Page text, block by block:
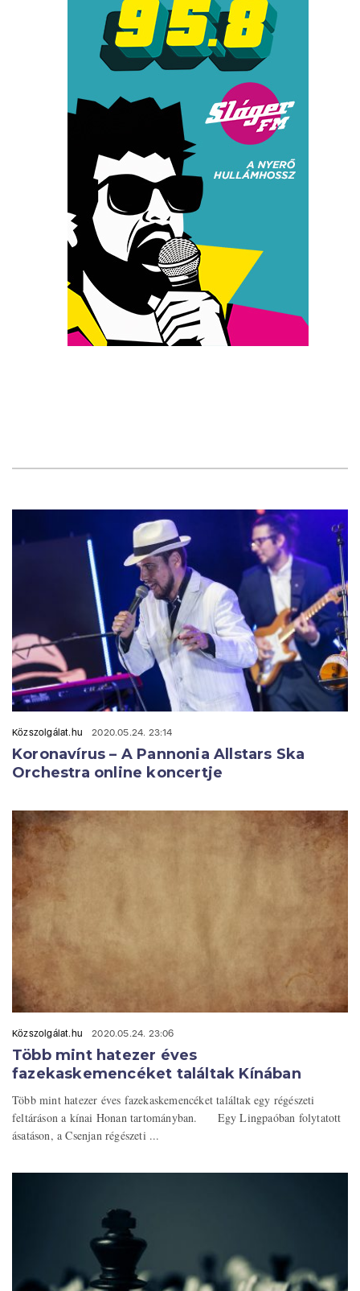
Közszolgálat.hu 2020.05.24. 23:14
Koronavírus – A Pannonia Allstars Ska
Orchestra online koncertje
Közszolgálat.hu 2020.05.24. 23:06
Több mint hatezer éves
fazekaskemencéket találtak Kínában
Több mint hatezer éves fazekaskemencéket találtak egy régészeti
feltáráson a kínai Honan tartományban. Egy Lingpaóban folytatott
ásatáson, a Csenjan régészeti ...